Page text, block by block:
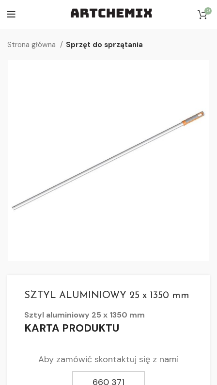
0
Strona główna Sprzęt do sprzątania
SZTYL ALUMINIOWY 25 x 1350 mm
Sztyl aluminiowy 25 x 1350 mm
KARTA PRODUKTU
Aby zamówić skontaktuj się z nami
660 371